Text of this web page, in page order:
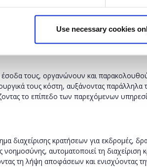
Use necessary cookies
αποφάσεις για αύξηση εσόδων,
τους, οργανώνουν και
τους κόστη, αυξάνοντας παράλληλα
το επίπεδο των παρεχόμενων
διαχείρισης κρατήσεων για εκδρομές,
αυτοματοποιεί τη διαχείριση
τη λήψη αποφάσεων και ενισχύοντας